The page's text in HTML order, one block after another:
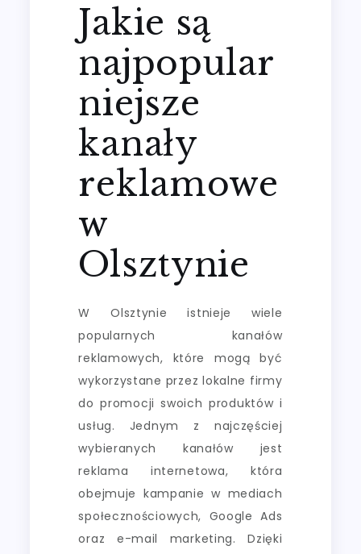
Jakie są
najpopular
niejsze
kanały
reklamowe
w
Olsztynie
W Olsztynie istnieje wiele
popularnych kanałów
reklamowych, które mogą być
wykorzystane przez lokalne firmy
do promocji swoich produktów i
usług. Jednym z najczęściej
wybieranych kanałów jest
reklama internetowa, która
obejmuje kampanie w mediach
społecznościowych, Google Ads
oraz e-mail marketing. Dzięki